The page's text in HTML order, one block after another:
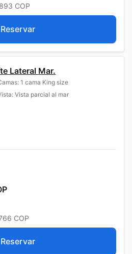
COP
Reservar
Lateral Mar.
1 cama King size
Vista parcial al mar
COP
Reservar